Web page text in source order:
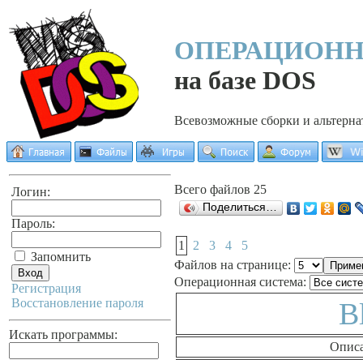
на базе DOS
Всевозможные сборки и
Логин:
Пароль:
Запомнить
Регистрация
Восстановление пароля
Искать программы:
Всего файлов 25
Поделиться…
1 2 3 4
5
Файлов на странице:
Операционная система: